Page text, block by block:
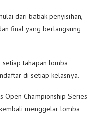
dari babak penyisihan,
final yang berlangsung
tahapan lomba
di setiap kelasnya.
Open Championship Series
menggelar lomba